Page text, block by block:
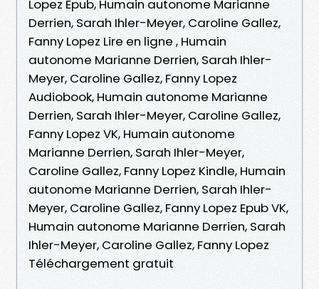
Lopez Epub, Humain autonome Marianne
Derrien, Sarah Ihler-Meyer, Caroline Gallez,
Fanny Lopez Lire en ligne , Humain
autonome Marianne Derrien, Sarah Ihler-
Meyer, Caroline Gallez, Fanny Lopez
Audiobook, Humain autonome Marianne
Derrien, Sarah Ihler-Meyer, Caroline Gallez,
Fanny Lopez VK, Humain autonome
Marianne Derrien, Sarah Ihler-Meyer,
Caroline Gallez, Fanny Lopez Kindle, Humain
autonome Marianne Derrien, Sarah Ihler-
Meyer, Caroline Gallez, Fanny Lopez Epub VK,
Humain autonome Marianne Derrien, Sarah
Ihler-Meyer, Caroline Gallez, Fanny Lopez
Téléchargement gratuit